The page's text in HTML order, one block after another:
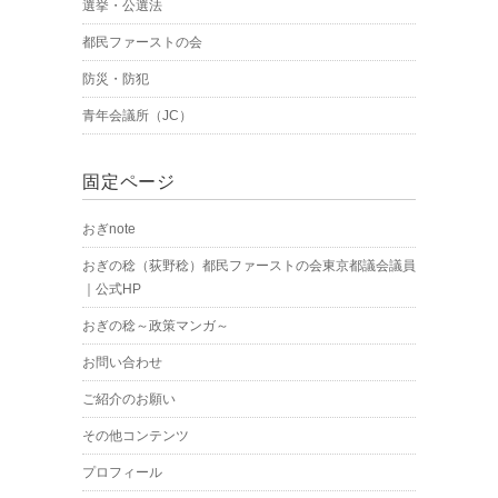
選挙・公選法
都民ファーストの会
防災・防犯
青年会議所（JC）
固定ページ
おぎnote
おぎの稔（荻野稔）都民ファーストの会東京都議会議員
｜公式HP
おぎの稔～政策マンガ～
お問い合わせ
ご紹介のお願い
その他コンテンツ
プロフィール